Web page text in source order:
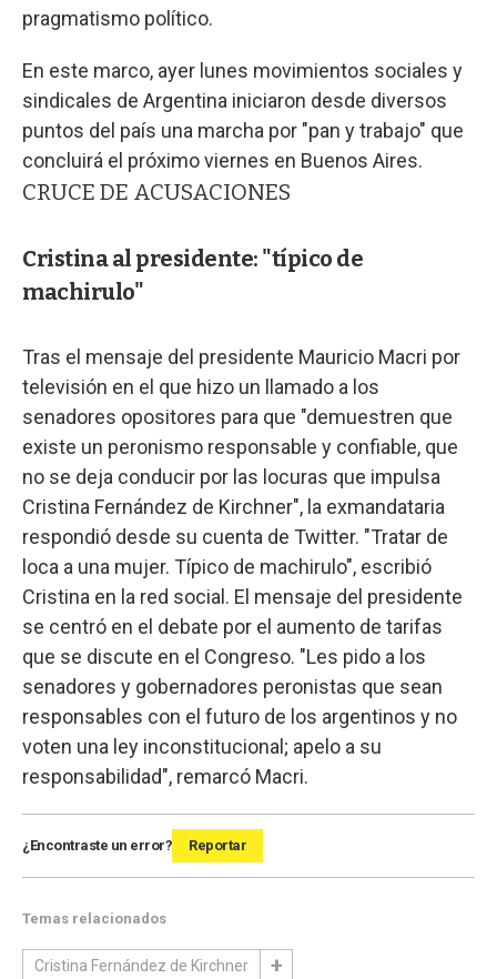
pragmatismo político.
En este marco, ayer lunes movimientos sociales y
sindicales de Argentina iniciaron desde diversos
puntos del país una marcha por "pan y trabajo" que
concluirá el próximo viernes en Buenos Aires.
CRUCE DE ACUSACIONES
Cristina al presidente: "típico de
machirulo"
Tras el mensaje del presidente Mauricio Macri por
televisión en el que hizo un llamado a los
senadores opositores para que "demuestren que
existe un peronismo responsable y confiable, que
no se deja conducir por las locuras que impulsa
Cristina Fernández de Kirchner", la exmandataria
respondió desde su cuenta de Twitter. "Tratar de
loca a una mujer. Típico de machirulo", escribió
Cristina en la red social. El mensaje del presidente
se centró en el debate por el aumento de tarifas
que se discute en el Congreso. "Les pido a los
senadores y gobernadores peronistas que sean
responsables con el futuro de los argentinos y no
voten una ley inconstitucional; apelo a su
responsabilidad", remarcó Macri.
¿Encontraste un error? Reportar
Temas relacionados
Cristina Fernández de Kirchner